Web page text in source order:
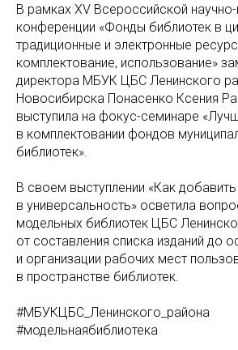
В рамках XV Всероссийской научно-
конференции «Фонды библиотек в
традиционные и электронные
комплектование, использование»
директора МБУК ЦБС Ленинского
Новосибирска Понасенко Ксения
выступила на фокус-семинаре
в комплектовании фондов
библиотек».
В своем выступлении «Как добавить
в универсальность» осветила
модельных библиотек ЦБС
от составления списка изданий до
и организации рабочих мест
в пространстве библиотек.
#МБУКЦБС_Ленинского_района
#модельнаябиблиотека